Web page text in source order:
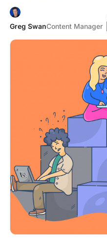
Greg SwanContent Manager